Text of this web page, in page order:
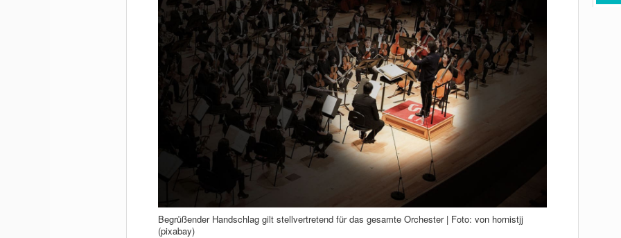
Begrüßender Handschlag gilt stellvertretend für das gesamte Orchester | Foto: von hornistjj
(pixabay)